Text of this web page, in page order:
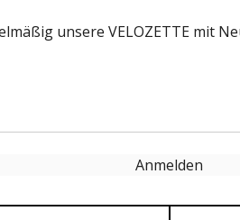
unsere VELOZETTE mit
Anmelden